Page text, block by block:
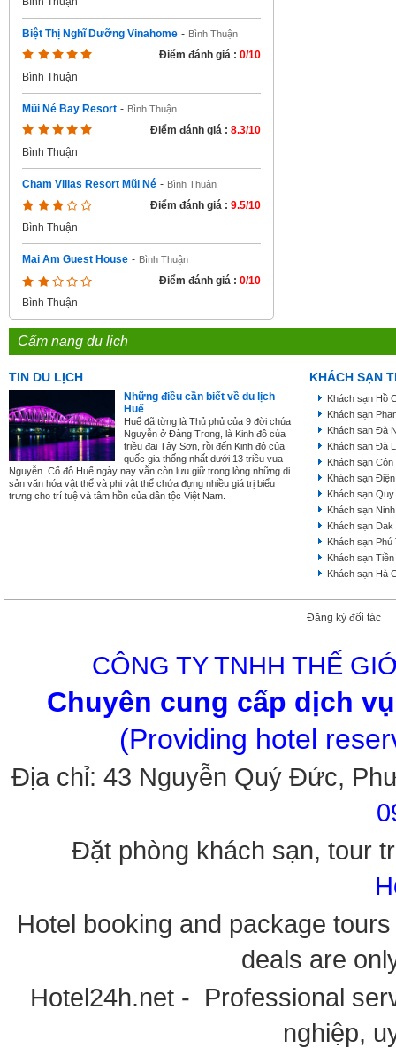
Biệt Thị Nghĩ Dưỡng Vinahome - Bình Thuận
Điểm đánh giá : 0/10
Bình Thuận
Mũi Né Bay Resort - Bình Thuận
Điểm đánh giá : 8.3/10
Bình Thuận
Cham Villas Resort Mũi Né - Bình Thuận
Điểm đánh giá : 9.5/10
Bình Thuận
Mai Am Guest House - Bình Thuận
Điểm đánh giá : 0/10
Bình Thuận
Cẩm nang du lịch
TIN DU LỊCH
Những điều cần biết về du lịch
Huế
Huế đã từng là Thủ phủ của 9 đời chúa
Nguyễn ở Đàng Trong, là Kinh đô của
triều đại Tây Sơn, rồi đến Kinh đô của
quốc gia thống nhất dưới 13 triều vua
Nguyễn. Cố đô Huế ngày nay vẫn còn lưu giữ trong lòng những di
sản văn hóa vật thể và phi vật thể chứa đựng nhiều giá trị biểu
trưng cho trí tuệ và tâm hồn của dân tộc Việt Nam.
KHÁCH SẠN
Khách sạn Hồ
Khách sạn
Khách sạn Đà
Khách sạn Đà
Khách sạn
Khách sạn
Khách sạn
Khách sạn
Khách sạn Dak
Khách sạn Phú
Khách sạn
Khách sạn Hà
Đăng ký đối tác
CÔNG TY TNHH THẾ
Chuyên cung cấp dịch
(Providing hotel
Địa chỉ: 43 Nguyễn Quý Đức,
Đặt phòng khách sạn, tour
Hotel booking and package
deals are
Hotel24h.net - Professional
nghiệp,